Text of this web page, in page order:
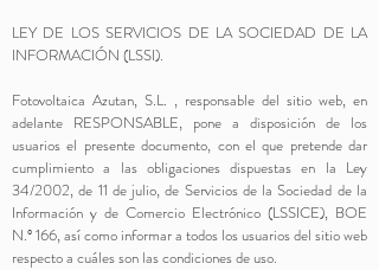
LEY DE LOS SERVICIOS DE LA SOCIEDAD DE LA
INFORMACIÓN (LSSI).
Fotovoltaica Azutan, S.L. , responsable del sitio web, en
adelante RESPONSABLE, pone a disposición de los
usuarios el presente documento, con el que pretende dar
cumplimiento a las obligaciones dispuestas en la Ley
34/2002, de 11 de julio, de Servicios de la Sociedad de la
Información y de Comercio Electrónico (LSSICE), BOE
N.º 166, así como informar a todos los usuarios del sitio web
respecto a cuáles son las condiciones de uso.